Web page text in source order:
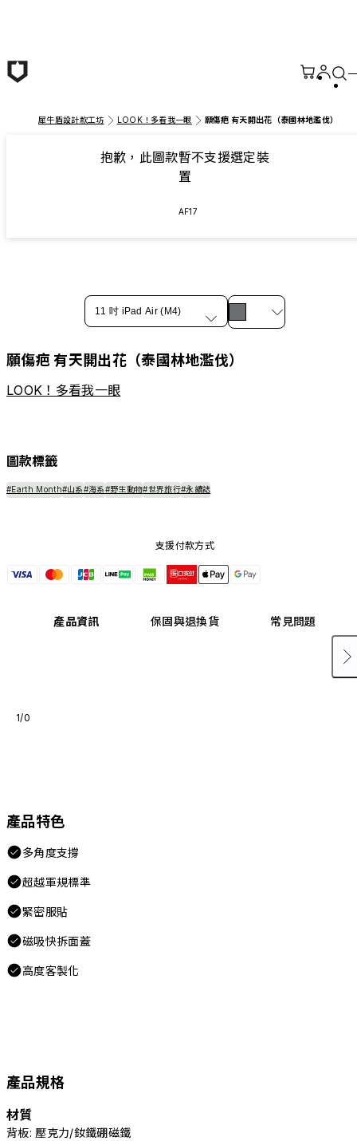
犀牛盾設計款工坊 LOOK！多看我一眼 願傷疤 有天開出花（泰國林地濫伐）
抱歉，此圖款暫不支援選定裝
置
AF17
11 吋 iPad Air (M4)
願傷疤 有天開出花（泰國林地濫伐）
LOOK！多看我一眼
圖款標籤
#Earth Month#山系#海系#野生動物#世界旅行#永續誌
支援付款方式
產品資訊 保固與退換貨 常見問題
1/0
產品特色
多角度支撐
超越軍規標準
緊密服貼
磁吸快拆面蓋
高度客製化
產品規格
材質
背板: 壓克力/釹鐵硼磁鐵